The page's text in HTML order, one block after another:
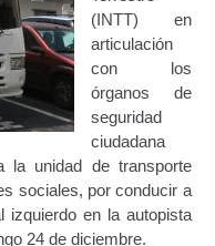
para
de Servicios
de Pasajeros)
Operación para
la Revisión Técnica de
del Transporte
(INTT) en
articulación
con los
órganos de
seguridad
ciudadana
la unidad de transporte
sociales, por conducir a
en la autopista
24 de diciembre.